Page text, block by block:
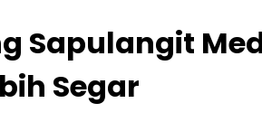
Sapulangit
Segar